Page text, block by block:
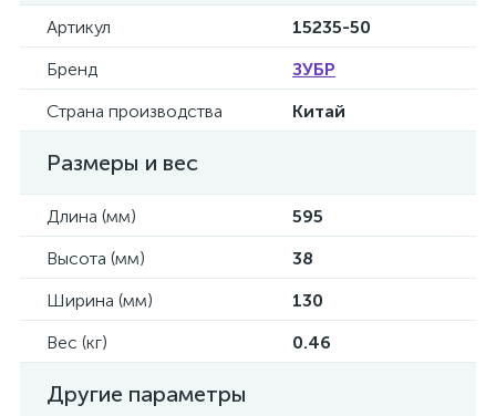
Артикул
15235-50
Бренд
ЗУБР
Страна производства
Китай
Размеры и вес
Длина (мм)
595
Высота (мм)
38
Ширина (мм)
130
Вес (кг)
0.46
Другие параметры